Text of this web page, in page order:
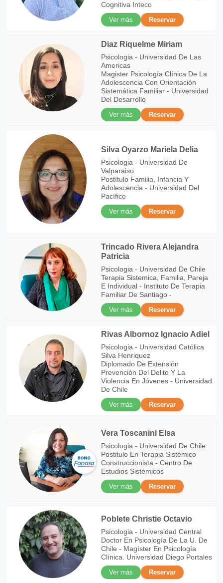
Cognitiva Inteco
Ver más
Reservar
Diaz Riquelme Miriam
Psicologia - Universidad De Las
Americas
Magister Psicología Clínica De La
Adolescencia Con Orientación
Sistemática Familiar - Universidad
Del Desarrollo
Ver más
Reservar
Silva Oyarzo Mariela Delia
Psicologia - Universidad De
Valparaiso
Postítulo Familia, Infancia Y
Adolescencia - Universidad Del
Pacífico
Ver más
Reservar
Trincado Rivera Alejandra
Patricia
Psicologia - Universidad De Chile
Terapia Sistemica, Familia, Pareja
E Individual - Instituto De Terapia
Familiar De Santiago -
Ver más
Reservar
Rivas Albornoz Ignacio Adiel
Psicologia - Universidad Católica
Silva Henriquez
Diplomado De Extensión
Prevención Del Delito Y La
Violencia En Jóvenes - Universidad
De Chile
Ver más
Reservar
Vera Toscanini Elsa
Psicologia - Universidad De Chile
Postitulo En Terapia Sistémico
Construccionista - Centro De
Estudios Sistémicos
Ver más
Reservar
Poblete Christie Octavio
Psicologia - Universidad Central
Doctor En Psicología De La U. De
Chile - Magíster En Psicología
Clínica. Universidad Diego Portales
Ver más
Reservar